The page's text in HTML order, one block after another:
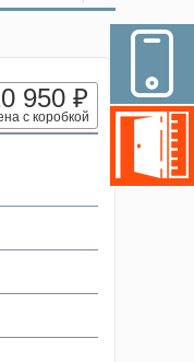
950 ₽
с коробкой